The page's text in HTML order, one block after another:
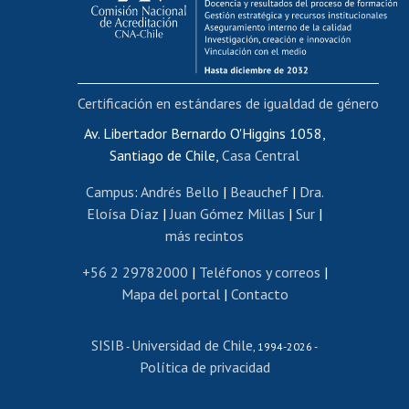
Funcionarias/os
Cursos internos de capacitación
Bienestar del personal
Portal de movilidad interna
Certificado de renta
Certificado de renta honorarios
Editar páginas blancas
Extranjeras/os
Revalidación y reconocimiento de títulos
Postulación al Programa de Movilidad Estudiantil
Cursos de español
Av. Libertador Bernardo O'Higgins 1058,
Santiago de Chile, Casa Central
Campus: Andrés Bello | Beauchef| Dra.
Eloísa Díaz | Juan Gómez Millas | Sur |
más recintos
+56 2 29782000 | Teléfonos y correos |
Mapa del portal| Contacto
SISIB - Universidad de Chile , 1994-2026 -
Política de privacidad
Certificación en estándares de igualdad de género